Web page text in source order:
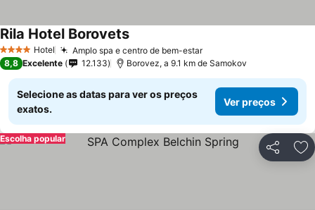
4 EstrelasHotel Amplo spa e centro de bem-estar
Rila Hotel Borovets
8,8 Excelente 12.133 Borovez, a 9.1 km de Samokov
Selecione as datas para ver os preços
exatos.
Ver preços
Partilhar
Escolha popular